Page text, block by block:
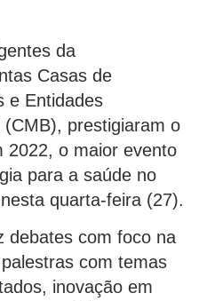
da
Casas de
e Entidades
prestigiaram o
2022, o maior evento
para a saúde no
quarta-feira (27).
debates com foco na
com temas
inovação em